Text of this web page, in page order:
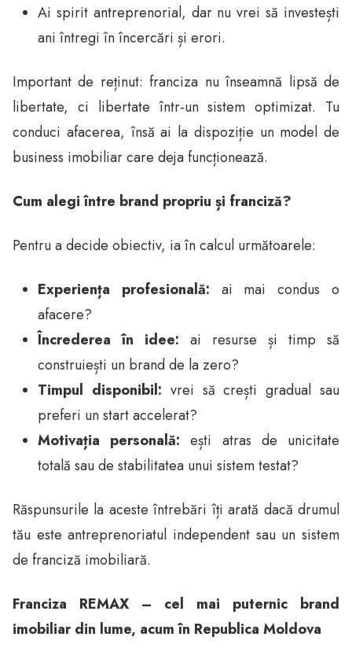
Ai spirit antreprenorial, dar nu vrei să investești
ani întregi în încercări și erori.
Important de reținut: franciza nu înseamnă lipsă de
libertate, ci libertate într-un sistem optimizat. Tu
conduci afacerea, însă ai la dispoziție un model de
business imobiliar care deja funcționează.
Cum alegi între brand propriu și franciză?
Pentru a decide obiectiv, ia în calcul următoarele:
Experiența profesională: ai mai condus o
afacere?
Încrederea în idee: ai resurse și timp să
construiești un brand de la zero?
Timpul disponibil: vrei să crești gradual sau
preferi un start accelerat?
Motivația personală: ești atras de unicitate
totală sau de stabilitatea unui sistem testat?
Răspunsurile la aceste întrebări îți arată dacă drumul
tău este antreprenoriatul independent sau un sistem
de franciză imobiliară.
Franciza REMAX – cel mai puternic brand
imobiliar din lume, acum în Republica Moldova